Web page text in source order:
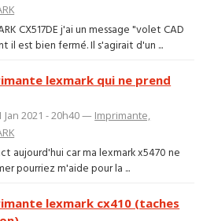
CX517DE j'ai un message "volet CAD
est bien fermé. Il s'agirait d'un ...
lexmark qui ne prend
2021 - 20h40 — Imprimante,
aujourd'hui car ma lexmark x5470 ne
pourriez m'aide pour la ...
lexmark cx410 (taches